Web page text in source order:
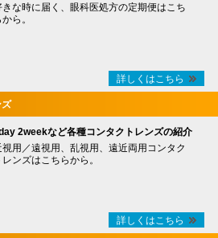
きな時に届く、眼科医処方の定期便はこち
から。
詳しくはこちら
2weekなど各種コンタクトレンズの紹介
視用／遠視用、乱視用、遠近両用コンタク
レンズはこちらから。
詳しくはこちら